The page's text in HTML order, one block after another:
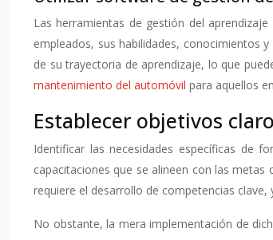
Las herramientas de gestión del
empleados, sus habilidades, conocimientos
de su trayectoria de aprendizaje, lo que
mantenimiento del automóvil para aquellos
Establecer objetivos
Identificar las necesidades específicas de
capacitaciones que se alineen con las
requiere el desarrollo de competencias
No obstante, la mera implementación de